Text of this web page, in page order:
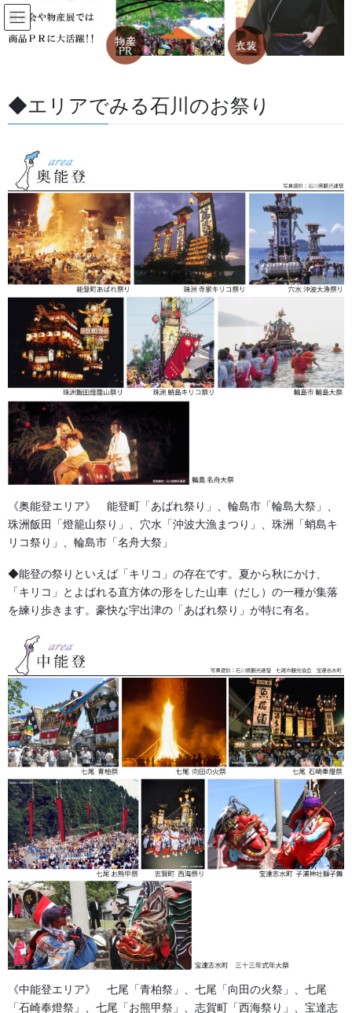
コ
ン
テ
移
動
ナ
ビ
ゲ
ン
に
すべての記事
すべての記事 お祭用品・品目 お祭備品と豆知識
2022/08/30 / 最終更新日 :
お祭備品と豆知識
御神輿の修理
金箔の張り直し中です。細部飾り金具の金メッキ、塗装の修繕 当社のタイアップし
ている業者さんです。
◆エリアでみる石川のお祭り
《奥能登エリア》 能登町「あばれ祭り」、輪島市「輪島大祭」、
珠洲飯田「燈籠山祭り」、穴水「沖波大漁まつり」、珠洲「蛸島キ
リコ祭り」、輪島市「名舟大祭」
◆能登の祭りといえば「キリコ」の存在です。夏から秋にかけ、
「キリコ」とよばれる直方体の形をした山車（だし）の一種が集落
を練り歩きます。豪快な宇出津の「あばれ祭り」が特に有名。
《中能登エリア》 七尾「青柏祭」、七尾「向田の火祭」、七尾
「石崎奉燈祭」、七尾「お熊甲祭」、志賀町「西海祭り」、宝達志